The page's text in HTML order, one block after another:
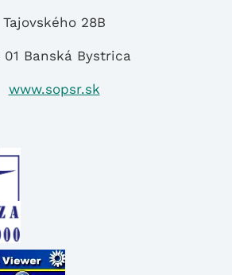
Tajovského 28B
01 Banská Bystrica
www.sopsr.sk